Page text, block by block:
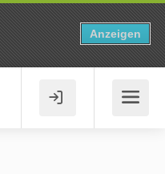
Anzeigen